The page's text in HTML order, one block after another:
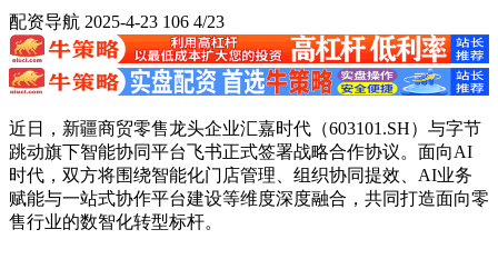
配资导航 2025-4-23 106 4/23
近日，新疆商贸零售龙头企业汇嘉时代（603101.SH）与字节
跳动旗下智能协同平台飞书正式签署战略合作协议。面向AI
时代，双方将围绕智能化门店管理、组织协同提效、AI业务
赋能与一站式协作平台建设等维度深度融合，共同打造面向零
售行业的数智化转型标杆。